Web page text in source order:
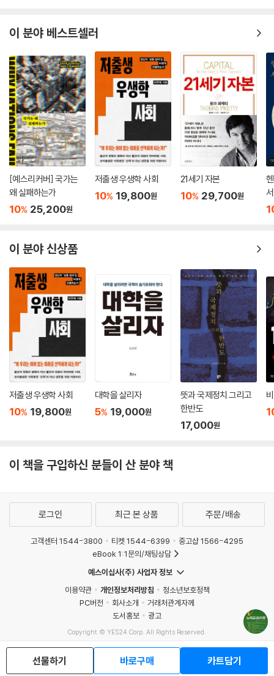
는 인구를 부양하는 강들에 물을 공급한다. 아울러 물이 흘러내리는 고도
차이 때문에 엄청난 수력발전 잠재력이 있다. 그러나 동시에 인도와 중국
은 1940년대 이후 자신들이 일군 사회, 경제적인 성취가 지속 불가능한
수준의 지하수 인출에 의존해왔다는 음울한 사실에 직면하고 있다. 이제
수억 명의 인구가 엄청난 물 부족에 직면해 있다. 여기서 바로 인류 역사상
가장 거대한 일련의 건설 계획들이 물을 확보하려는 의도 아래 시행되고
있다. 그 가운데 중국이 핵심적인 국가이다. 그러나 이곳의 기후변화는 이
곳에서의 야심찬 건설 계획을 비웃기라도 하듯이 우려할 만하다. 어떤 추
정에 따르면 2050년까지 히말라야 빙하의 3분의 1이 없어질 것이고, 210
0년까지는 3분의 2가 사라질 것이라고 한다. 즉 지속적으로 히말라야의
수원(水源)은 고갈될 예정이다. 더 심각한 것은 빙하호의 붕괴에 의한 홍
수이다. 예를 들어 부탄은 영토 안에 이런 호수가 2,600개 있음이 확인되
었고, 그 가운데 25개는 붕괴 위험이 크다고 한다.
더 불안한 요인은 인위적인 것일지도 모른다. 앞서 말했듯이 이 지역에서
의 중국의 역할과 지배력은 절대적이라고 볼 수 있다. 그 가장 큰 힘은 물론
현재 성장 가도를 달리고 있는 경제력에 있다. 하지만 2009년 1월 중국사
회과학원 장까오밍(蔣高明)은 서남 지역에서의 댐 건설 가속화가 이미
심각한 수준인 이 지역의 환경적, 사회적 위험을 심화하고 있으며, 일부 공
정들은 환경영향평가조차 다 받지 않고 건설되고 있다고 냉철하게 비판하
는 글을 쓴 점은 개발만이 능사가 아님을 역설적으로 보여주고 있다.
현대의 환경정치학: 통합적 비전이 부족하다
그렇다면 어떻게 해야 한다는 이야기인가? 사실상 인류의 절대 다수가 살
고 있고, 또 선진국 성장의 바탕인 ‘도시’로부터 문제 해결의 실마리를 찾아
야 한다는 것이 마이크 데이비스의 주장이다. 지금과 같은 수평적 팽창에
의존한 도시 정책으로는 점점 급박하게 다가오는 기후변화를 막아내지 못
할뿐더러 그 시간을 단축할 것이라는 전망이다. 그런 점에서 19세기 말과
사회주의자들과 무정부주의자들의 소리에 귀 기울여야 할지도 모른다. 현
다는 과감한 발상이 없기 때문이다. 히말라야의 물 개발 계획 역시 ‘개발’에
만 초점을 두기보다는 최소한 장기적으로는, 풍력과 태양력 등의 기술이
진정 깨끗하고 가격이 맞는 전기를 생산하는 데 적합한 것이라는 인식의
전환을 요구한다. 거대한 공정들보다 끊임?이 소규모이고, 매력이 없으며,
때로는 고통스러운 물 보존 방법들을 계속 시행해가는 것이 더 요구되는
파탄나는 미국의 최대 주(州), 캘리포니아
리처드 워커의 글, 「표류하는 황금 주(州), 캘리포니아」는 신자유주의의
허상을 적나라하게 보여주는 대표적 사례이다. 한때 잘 나가던 캘리포니아
는 전 세계인들의 부러움을 한껏 받았지만 지금은 주 정부 자체가 파산 상
태에 있다. 캘리포니아는 미국에서 연방 정부 다음으로 예산이 크다. 그러
이 분야 베스트셀러
[예스리커버] 국가는
왜 실패하는가
10% 25,200원
저출생 우생학 사회
10% 19,800원
21세기 자본
10% 29,700원
서
이 분야 신상품
저출생 우생학 사회
10% 19,800원
대학을 살리자
5% 19,000원
뜻과 국제정치 그리고
한반도
17,000원
이 책을 구입하신 분들이 산 분야 책
선물하기 바로구매 카트담기
로그인 최근 본 상품 주문/배송
고객센터 1544-3800 티켓 1544-6399
중고샵 1566-4295
eBook 1:1문의/채팅상담
예스이십사(주) 사업자 정보
이용약관
개인정보처리방침
청소년보호정책
PC버전
회사소개
거래처관계자께
도서홍보
광고
Copyright © YES24 Corp. All Rights Reserved.